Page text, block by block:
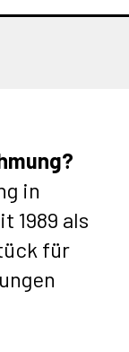
in
1989 als
für